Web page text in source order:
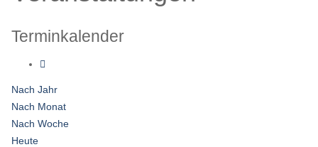
Terminkalender
Nach Jahr
Nach Monat
Nach Woche
Heute